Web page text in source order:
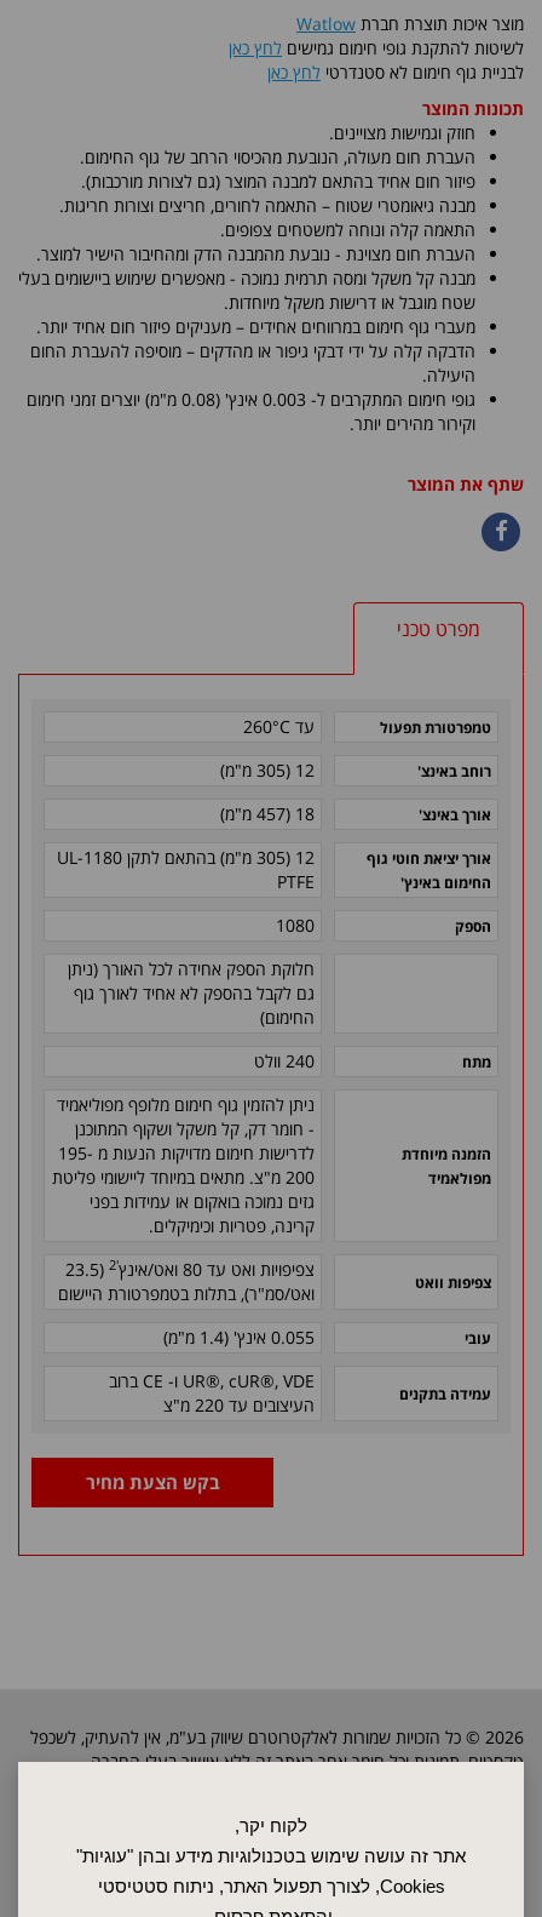
לקוח יקר,
אתר זה עושה שימוש בטכנולוגיות מידע ובהן "עוגיות"
Cookies, לצורך תפעול האתר, ניתוח סטטיסטי
מוצר איכות תוצרת חברת Watlow
לשיטות להתקנת גופי חימום גמישים לחץ כאן
לבניית גוף חימום לא סטנדרטי לחץ כאן
תכונות המוצר
חוזק וגמישות מצויינים.
העברת חום מעולה, הנובעת מהכיסוי הרחב של גוף החימום.
פיזור חום אחיד בהתאם למבנה המוצר (גם לצורות מורכבות).
מבנה גיאומטרי שטוח – התאמה לחורים, חריצים וצורות חריגות.
התאמה קלה ונוחה למשטחים צפופים.
העברת חום מצוינת - נובעת מהמבנה הדק ומהחיבור הישיר למוצר.
מבנה קל משקל ומסה תרמית נמוכה - מאפשרים שימוש ביישומים בעלי
שטח מוגבל או דרישות משקל מיוחדות.
מעברי גוף חימום במרווחים אחידים – מעניקים פיזור חום אחיד יותר.
הדבקה קלה על ידי דבקי גיפור או מהדקים – מוסיפה להעברת החום
היעילה.
גופי חימום המתקרבים ל- 0.003 אינץ' (0.08 מ"מ) יוצרים זמני חימום
וקירור מהירים יותר.
שתף את המוצר
מפרט טכני
טמפרטורת תפעול עד 260°C
רוחב באינצ' 12 (305 מ"מ)
אורך באינצ' 18 (457 מ"מ)
אורך יציאת חוטי גוף
החימום באינץ'
12 (305 מ"מ) בהתאם לתקן 1180-UL
PTFE
הספק
1080
חלוקת הספק אחידה לכל האורך (ניתן
גם לקבל בהספק לא אחיד לאורך גוף
החימום)
מתח 240 וולט
הזמנה מיוחדת
מפולאמיד
ניתן להזמין גוף חימום מלופף מפוליאמיד
- חומר דק, קל משקל ושקוף המתוכנן
לדרישות חימום מדויקות הנעות מ 195-
200 מ"צ. מתאים במיוחד ליישומי פליטת
גזים נמוכה בואקום או עמידות בפני
קרינה, פטריות וכימיקלים.
צפיפות וואט
צפיפויות ואט עד 80 ואט/אינץ '2
(23.5
ואט/סמ"ר), בתלות בטמפרטורת היישום
עובי 0.055 אינץ' (1.4 מ"מ)
עמידה בתקנים
UR®, cUR®, VDE ו- CE ברוב
העיצובים עד 220 מ"צ
בקש הצעת מחיר
2026 © כל הזכויות שמורות לאלקטרוטרם שיווק בע"מ, אין להעתיק, לשכפל
טקסטים, תמונות וכל חומר אחר באתר זה ללא אישור בעלי החברה.
שרות ותחזוקה